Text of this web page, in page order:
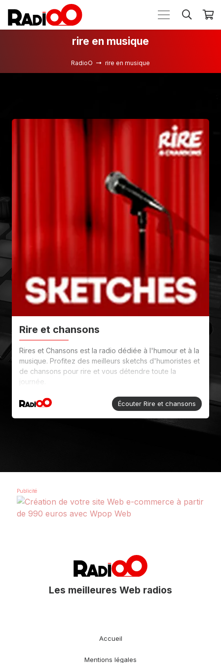
rire en musique
RadioO rire en musique
Rire et chansons
Rires et Chansons est la radio dédiée à l'humour et à la
musique. Profitez des meilleurs sketchs d'humoristes et
de chansons pour rire et vous détendre toute la
journée.
Écouter Rire et chansons
Les meilleures Web radios
Accueil
Mentions légales